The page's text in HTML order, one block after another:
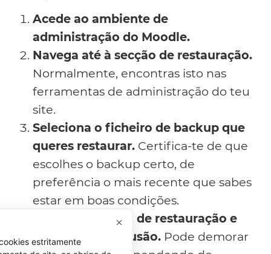
Acede ao ambiente de
administração do Moodle.
Navega até à secção de restauração.
Normalmente, encontras isto nas
ferramentas de administração do teu
site.
Seleciona o ficheiro de backup que
queres restaurar. Certifica-te de que
escolhes o backup certo, de
preferência o mais recente que sabes
estar em boas condições.
Inicia o processo de restauração e
aguarda a conclusão. Pode demorar
estritamente